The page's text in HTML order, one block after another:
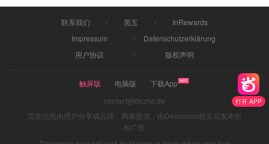
打开 APP
联系我们 黑五
InRewards
Impressum
Datenschutzerklärung
用户协议
版权声明
触屏版 电脑版
下载App
contact@dazhe.de
页面信息由用户分享或品牌、商家提供，由Dealmoon核实后发布折
扣广告